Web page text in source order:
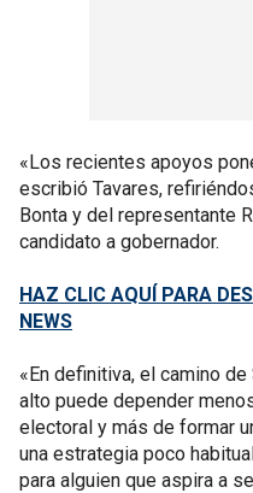
«Los recientes apoyos
escribió Tavares,
Bonta y del representante
candidato a gobernador.
HAZ CLIC AQUÍ PARA
NEWS
«En definitiva, el camino
alto puede depender
electoral y más de formar
una estrategia poco
para alguien que aspira a